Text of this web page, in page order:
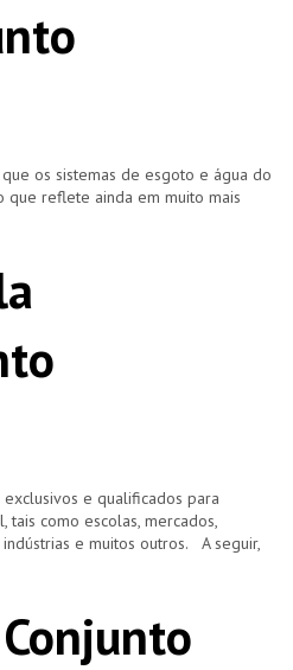
os sistemas de esgoto e água do
reflete ainda em muito mais
e qualificados para
como escolas, mercados,
e muitos outros. A seguir,